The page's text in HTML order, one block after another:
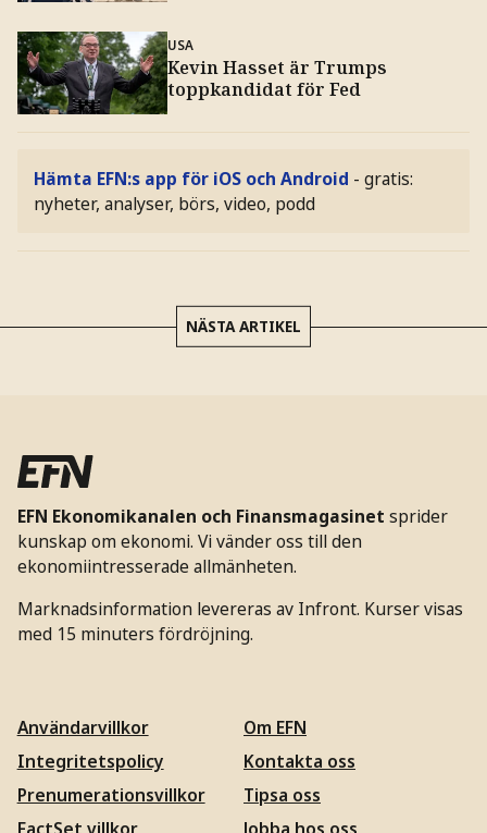
USA
Kevin Hasset är Trumps
toppkandidat för Fed
Hämta EFN:s app för iOS och Android - gratis:
nyheter, analyser, börs, video, podd
NÄSTA ARTIKEL
EFN Ekonomikanalen och Finansmagasinet sprider
kunskap om ekonomi. Vi vänder oss till den
ekonomiintresserade allmänheten.
Marknadsinformation levereras av Infront. Kurser visas
med 15 minuters fördröjning.
Användarvillkor
Integritetspolicy
Prenumerationsvillkor
Om EFN
Kontakta oss
Tipsa oss